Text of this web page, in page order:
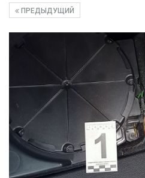
ПРЕДЫДУЩИЙ